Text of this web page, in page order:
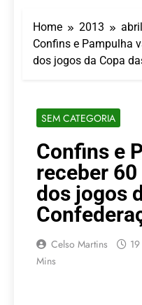
Home 2013
abril
Confins e Pampulha
dos jogos da Copa
SEM CATEGORIA
Confins e
receber
dos jogos
Celso Martins
Mins